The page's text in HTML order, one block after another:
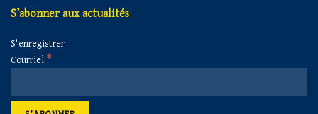
S’abonner aux actualités
S'enregistrer
Courriel*